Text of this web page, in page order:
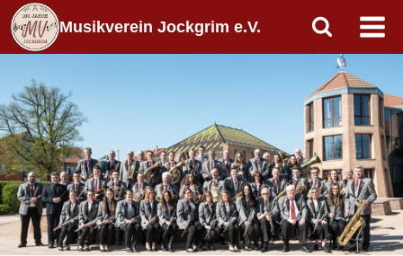
Zum
Inhalt
springen
Musikverein Jockgrim e.V.